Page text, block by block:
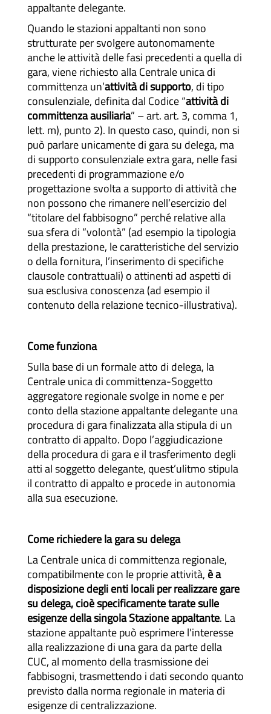
appaltante delegante.
Quando le stazioni appaltanti non sono
strutturate per svolgere autonomamente
anche le attività delle fasi precedenti a quella di
gara, viene richiesto alla Centrale unica di
committenza un’attività di supporto, di tipo
consulenziale, definita dal Codice “attività di
committenza ausiliaria” – art. art. 3, comma 1,
lett. m), punto 2). In questo caso, quindi, non si
può parlare unicamente di gara su delega, ma
di supporto consulenziale extra gara, nelle fasi
precedenti di programmazione e/o
progettazione svolta a supporto di attività che
non possono che rimanere nell’esercizio del
“titolare del fabbisogno” perché relative alla
sua sfera di “volontà” (ad esempio la tipologia
della prestazione, le caratteristiche del servizio
o della fornitura, l’inserimento di specifiche
clausole contrattuali) o attinenti ad aspetti di
sua esclusiva conoscenza (ad esempio il
contenuto della relazione tecnico-illustrativa).
Come funziona
Sulla base di un formale atto di delega, la
Centrale unica di committenza-Soggetto
aggregatore regionale svolge in nome e per
conto della stazione appaltante delegante una
procedura di gara finalizzata alla stipula di un
contratto di appalto. Dopo l’aggiudicazione
della procedura di gara e il trasferimento degli
atti al soggetto delegante, quest’ulitmo stipula
il contratto di appalto e procede in autonomia
alla sua esecuzione.
Come richiedere la gara su delega
La Centrale unica di committenza regionale,
compatibilmente con le proprie attività, è a
disposizione degli enti locali per realizzare gare
su delega, cioè specificamente tarate sulle
esigenze della singola Stazione appaltante. La
stazione appaltante può esprimere l'interesse
alla realizzazione di una gara da parte della
CUC, al momento della trasmissione dei
fabbisogni, trasmettendo i dati secondo quanto
previsto dalla norma regionale in materia di
esigenze di centralizzazione.